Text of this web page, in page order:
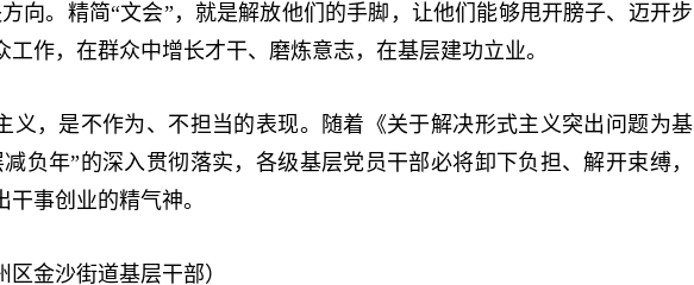
向。精简“文会”，就是解放他们的手脚，让他们能够甩开膀子、迈开步
作，在群众中增长才干、磨炼意志，在基层建功立业。
，是不作为、不担当的表现。随着《关于解决形式主义突出问题为基
负年”的深入贯彻落实，各级基层党员干部必将卸下负担、解开束缚，
事创业的精气神。
金沙街道基层干部）